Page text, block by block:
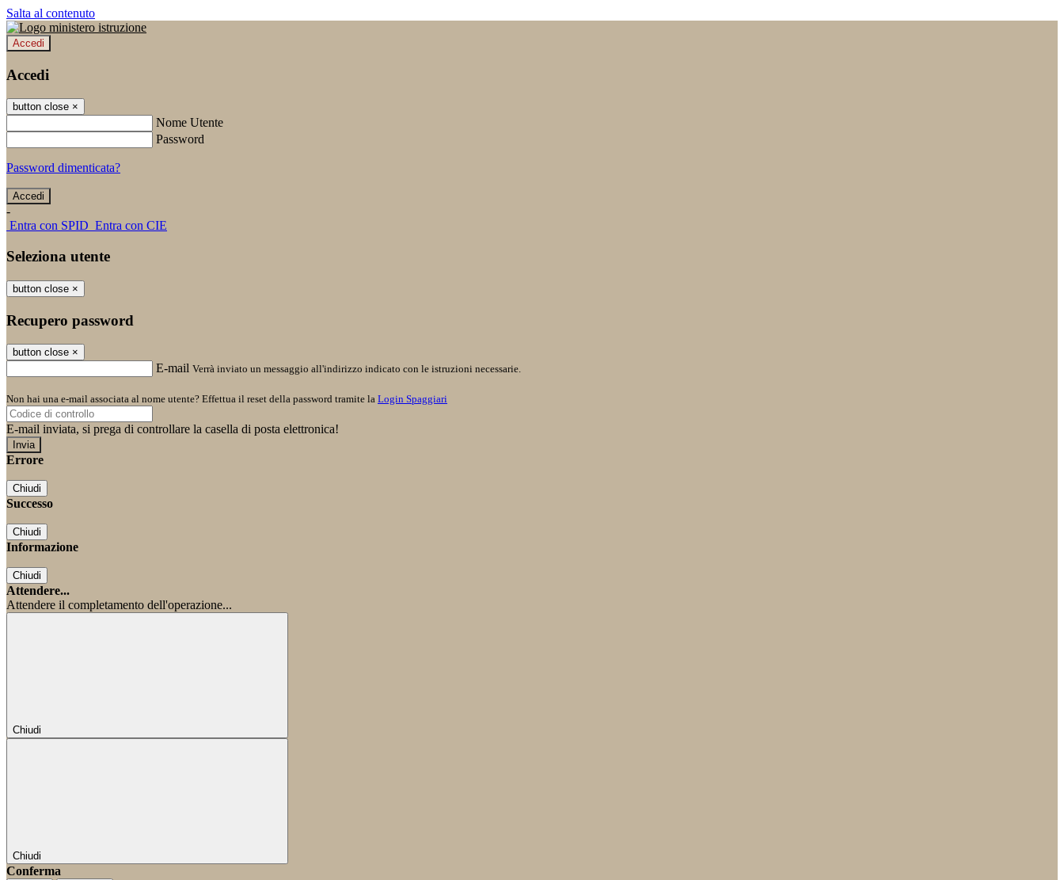
Salta al contenuto
Accedi
Accedi
button close ×
Nome Utente
Password
Password dimenticata?
-
Entra con SPID Entra con CIE
Seleziona utente
button close ×
Recupero password
button close ×
E-mail Verrà inviato un messaggio all'indirizzo indicato con le istruzioni necessarie.
Non hai una e-mail associata al nome utente? Effettua il reset della password tramite la Login Spaggiari
E-mail inviata, si prega di controllare la casella di posta elettronica!
Errore
Chiudi
Successo
Chiudi
Informazione
Chiudi
Attendere...
Attendere il completamento dell'operazione...
Chiudi
Chiudi
Conferma